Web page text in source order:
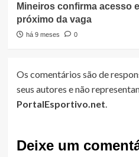
Mineiros confirma acesso
próximo da vaga
há 9 meses 0
Os comentários são de
seus autores e não
PortalEsportivo.net.
Deixe um